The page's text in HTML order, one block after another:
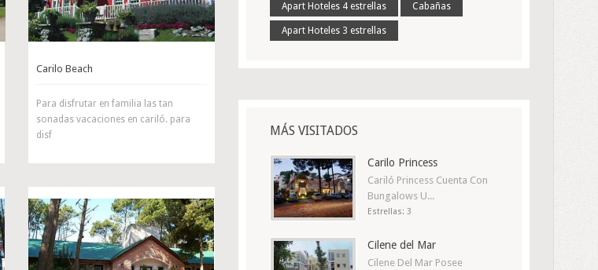
Carilo Beach
Para disfrutar en familia las tan
sonadas vacaciones en cariló. para
disf
Apart Hoteles 4 estrellas Cabañas
Apart Hoteles 3 estrellas
MÁS VISITADOS
Carilo Princess
Cariló Princess Cuenta Con
Bungalows U...
Estrellas: 3
Cilene del Mar
Cilene Del Mar Posee